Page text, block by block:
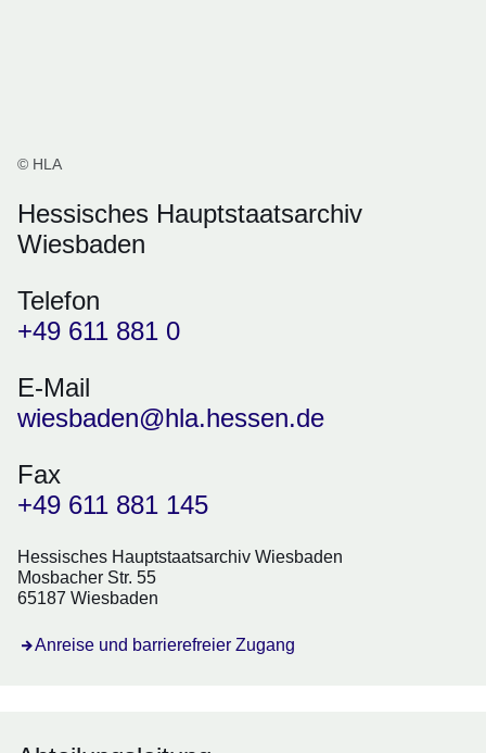
© HLA
Hessisches Hauptstaatsarchiv
Wiesbaden
Telefon
+49 611 881 0
E-Mail
wiesbaden@hla.hessen.de
Fax
+49 611 881 145
Hessisches Hauptstaatsarchiv Wiesbaden
Mosbacher Str. 55
65187 Wiesbaden
Anreise und barrierefreier Zugang
Öffnet sich in einem neuen Fenster